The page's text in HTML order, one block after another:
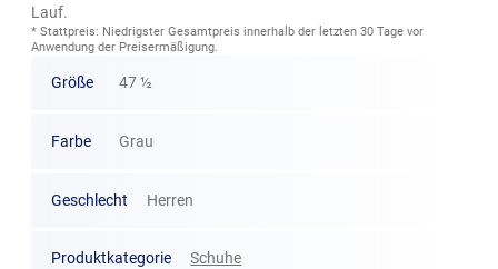
Lauf.
* Stattpreis: Niedrigster Gesamtpreis innerhalb der letzten 30 Tage vor
Anwendung der Preisermäßigung.
Größe 47 ½
Farbe Grau
Geschlecht Herren
Produktkategorie Schuhe